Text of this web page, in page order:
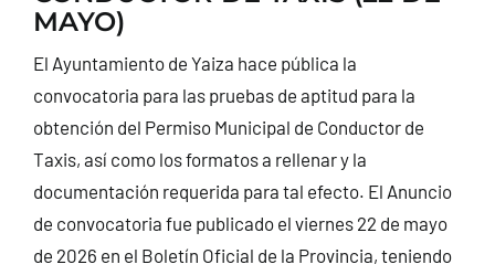
MAYO)
El Ayuntamiento de Yaiza hace pública la
convocatoria para las pruebas de aptitud para la
obtención del Permiso Municipal de Conductor de
Taxis, así como los formatos a rellenar y la
documentación requerida para tal efecto. El Anuncio
de convocatoria fue publicado el viernes 22 de mayo
de 2026 en el Boletín Oficial de la Provincia, teniendo